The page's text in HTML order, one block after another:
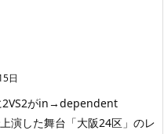
日
2VS2がin→dependent
演した舞台「大阪24区」のレ